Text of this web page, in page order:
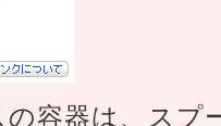
容器は、スプ